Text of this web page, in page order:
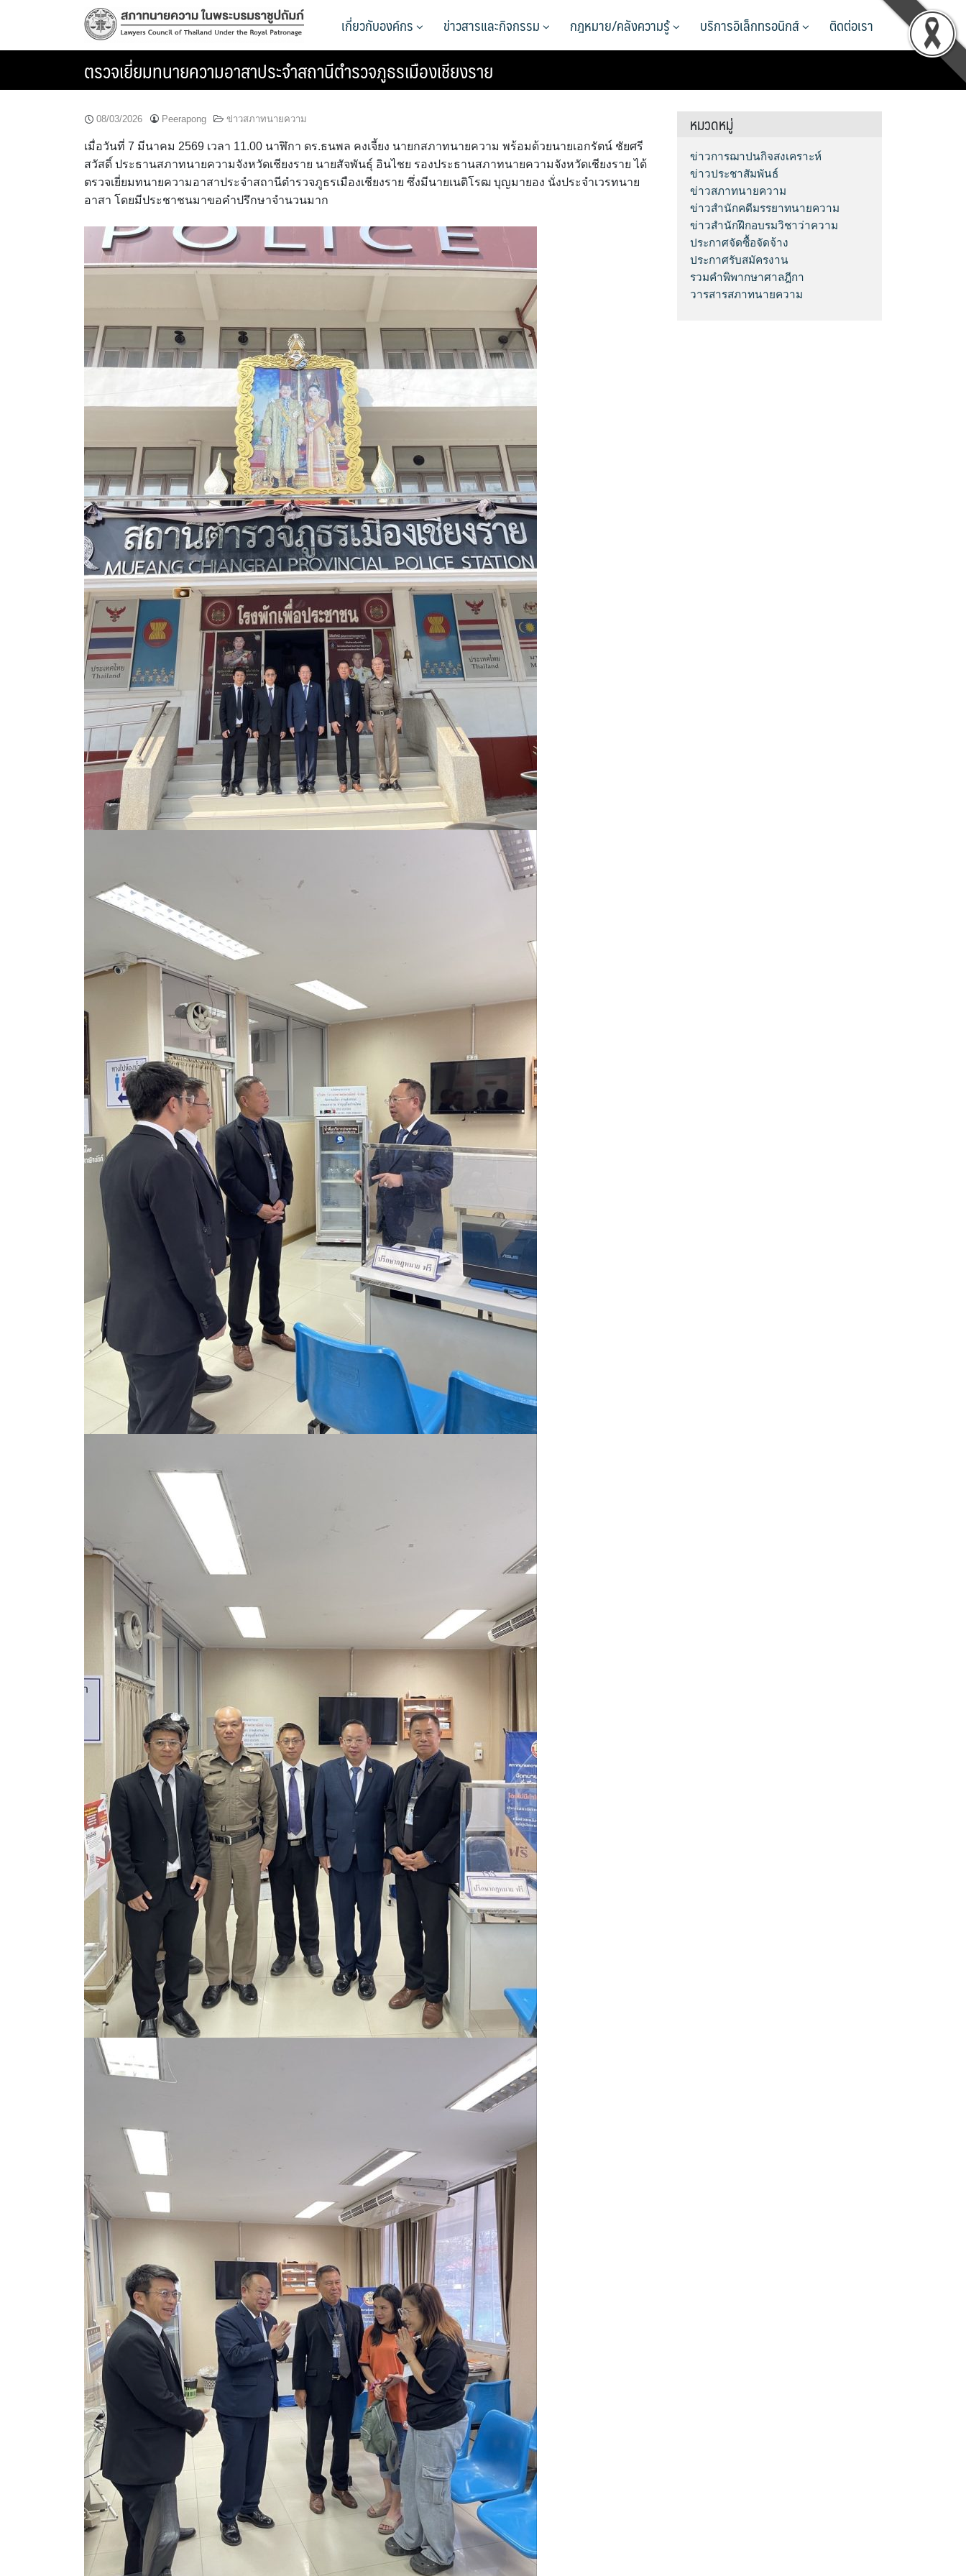
เกี่ยวกับองค์กร ข่าวสารและกิจกรรม กฎหมาย/คลังความรู้ บริการอิเล็กทรอนิกส์ ติดต่อเรา
ตรวจเยี่ยมทนายความอาสาประจำสถานีตำรวจภูธรเมืองเชียงราย
08/03/2026 Peerapong ข่าวสภาทนายความ
เมื่อวันที่ 7 มีนาคม 2569 เวลา 11.00 นาฬิกา ดร.ธนพล คงเจี้ยง นายกสภาทนายความ พร้อมด้วยนายเอกรัตน์ ชัยศรี
สวัสดิ์ ประธานสภาทนายความจังหวัดเชียงราย นายสัจพันธุ์ อินไชย รองประธานสภาทนายความจังหวัดเชียงราย ได้
ตรวจเยี่ยมทนายความอาสาประจำสถานีตำรวจภูธรเมืองเชียงราย ซึ่งมีนายเนติโรฒ บุญมายอง นั่งประจำเวรทนาย
อาสา โดยมีประชาชนมาขอคำปรึกษาจำนวนมาก
หมวดหมู่
ข่าวการฌาปนกิจสงเคราะห์
ข่าวประชาสัมพันธ์
ข่าวสภาทนายความ
ข่าวสำนักคดีมรรยาทนายความ
ข่าวสำนักฝึกอบรมวิชาว่าความ
ประกาศจัดซื้อจัดจ้าง
ประกาศรับสมัครงาน
รวมคำพิพากษาศาลฎีกา
วารสารสภาทนายความ